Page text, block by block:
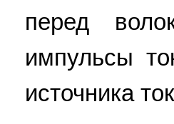
перед
импульсы
источника